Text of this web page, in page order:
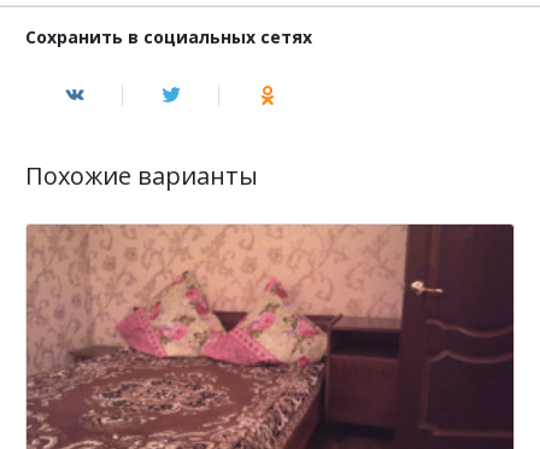
Сохранить в социальных сетях
Похожие варианты